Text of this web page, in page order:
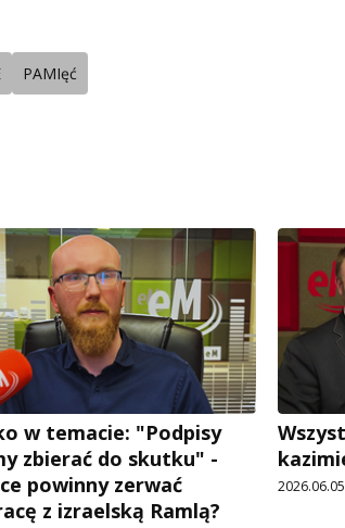
PAMIęć
w temacie: "Podpisy
zbierać do skutku" -
powinny zerwać
z izraelską Ramlą?